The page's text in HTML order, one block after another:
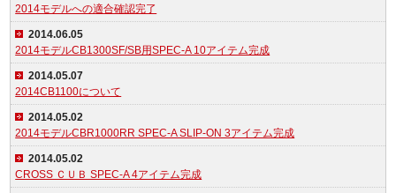
2014モデルへの適合確認完了
2014.06.05
2014モデルCB1300SF/SB用SPEC-A 10アイテム完成
2014.05.07
2014CB1100について
2014.05.02
2014モデルCBR1000RR SPEC-A SLIP-ON 3アイテム完成
2014.05.02
CROSS ＣＵＢ SPEC-A 4アイテム完成